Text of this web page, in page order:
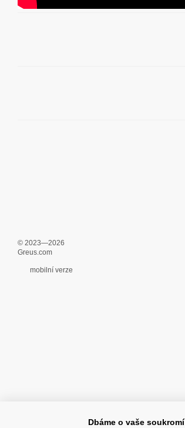
© 2023—2026
Greus.com
mobilní verze
Dbáme o vaše soukromí